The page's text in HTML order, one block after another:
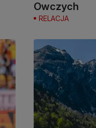
Owczych
RELACJA